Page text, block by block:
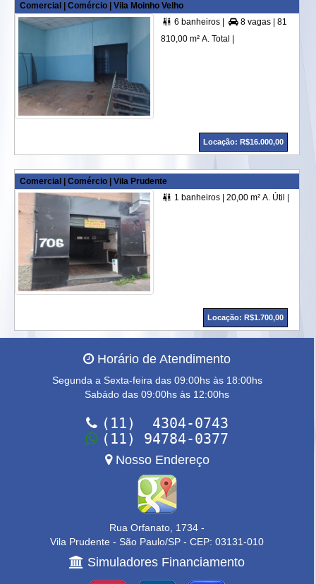
Comercial | Comércio | Vila Moinho Velho
 6 banheiros |  8 vagas |
810,00 m² A. Útil |
810,00 m² A. Total |
Locação: R$16.000,00
Comercial | Comércio | Vila Prudente
 1 banheiros | 20,00 m² A. Útil |
Locação: R$1.700,00
Horário de Atendimento
Segunda a Sexta-feira das 09:00hs às 18:00hs
Sabádo das 09:00hs às 12:00hs
(11) 4304-0743
(11) 94784-0377
Nosso Endereço
Rua Orfanato, 1734 -
Vila Prudente - São Paulo/SP - CEP: 03131-010
Simuladores Financiamento